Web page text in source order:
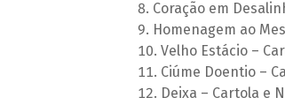
Coração em
Homenagem ao
Velho Estácio –
Ciúme Doentio –
Deixa – Cartola e